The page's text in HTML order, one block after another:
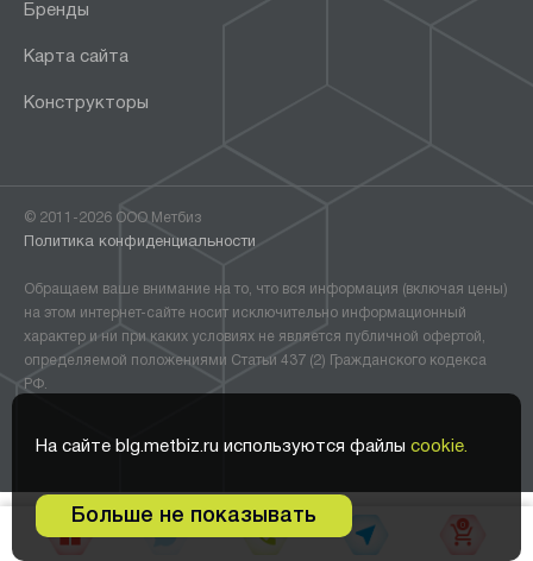
0
На сайте blg.metbiz.ru используются файлы cookie.
Больше не показывать
Бренды
Карта сайта
Конструкторы
© 2011-2026 ООО Метбиз
Политика конфиденциальности
Обращаем ваше внимание на то, что вся информация (включая цены)
на этом интернет-сайте носит исключительно информационный
характер и ни при каких условиях не является публичной офертой,
определяемой положениями Статьи 437 (2) Гражданского кодекса
РФ.